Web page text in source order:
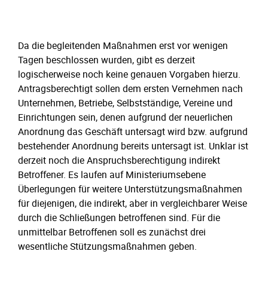
Da die begleitenden Maßnahmen erst vor wenigen
Tagen beschlossen wurden, gibt es derzeit
logischerweise noch keine genauen Vorgaben hierzu.
Antragsberechtigt sollen dem ersten Vernehmen nach
Unternehmen, Betriebe, Selbstständige, Vereine und
Einrichtungen sein, denen aufgrund der neuerlichen
Anordnung das Geschäft untersagt wird bzw. aufgrund
bestehender Anordnung bereits untersagt ist. Unklar ist
derzeit noch die Anspruchsberechtigung indirekt
Betroffener. Es laufen auf Ministeriumsebene
Überlegungen für weitere Unterstützungsmaßnahmen
für diejenigen, die indirekt, aber in vergleichbarer Weise
durch die Schließungen betroffenen sind. Für die
unmittelbar Betroffenen soll es zunächst drei
wesentliche Stützungsmaßnahmen geben.